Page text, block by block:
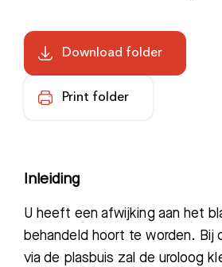
Download folder
Print folder
Inleiding
U heeft een afwijking aan het
behandeld hoort te worden. Bij
via de plasbuis zal de uroloog